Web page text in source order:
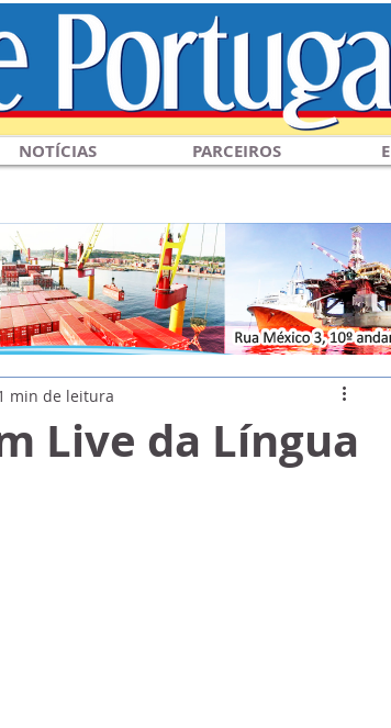
NOTÍCIAS PARCEIROS
Live da Língua
min de leitura